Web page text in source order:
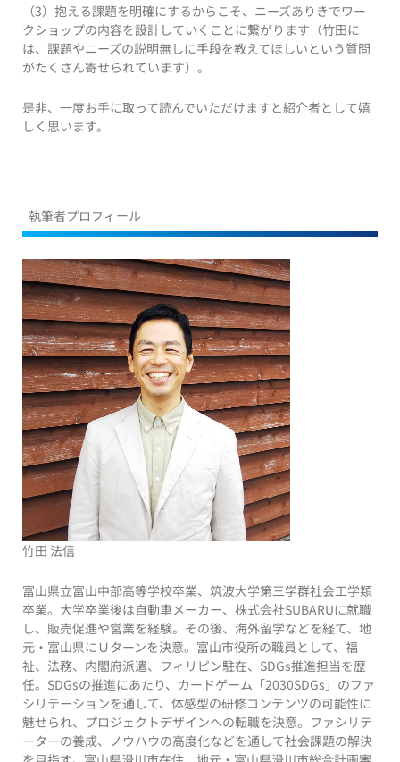
（3）抱える課題を明確にするからこそ、ニーズありきでワー
クショップの内容を設計していくことに繋がります（竹田に
は、課題やニーズの説明無しに手段を教えてほしいという質問
がたくさん寄せられています）。
是非、一度お手に取って読んでいただけますと紹介者として嬉
しく思います。
執筆者プロフィール
竹田 法信
富山県立富山中部高等学校卒業、筑波大学第三学群社会工学類
卒業。大学卒業後は自動車メーカー、株式会社SUBARUに就職
し、販売促進や営業を経験。その後、海外留学などを経て、地
元・富山県にＵターンを決意。富山市役所の職員として、福
祉、法務、内閣府派遣、フィリピン駐在、SDGs推進担当を歴
任。SDGsの推進にあたり、カードゲーム「2030SDGs」のファ
シリテーションを通して、体感型の研修コンテンツの可能性に
魅せられ、プロジェクトデザインへの転職を決意。ファシリテ
ーターの養成、ノウハウの高度化などを通して社会課題の解決